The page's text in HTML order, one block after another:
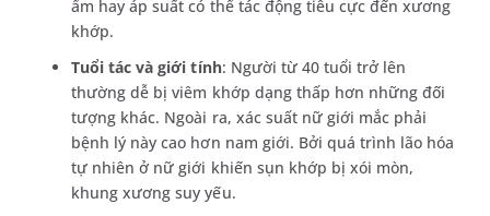
ẩm hay áp suất có thể tác động tiêu cực đến xương
khớp.
Tuổi tác và giới tính: Người từ 40 tuổi trở lên
thường dễ bị viêm khớp dạng thấp hơn những đối
tượng khác. Ngoài ra, xác suất nữ giới mắc phải
bệnh lý này cao hơn nam giới. Bởi quá trình lão hóa
tự nhiên ở nữ giới khiến sụn khớp bị xói mòn,
khung xương suy yếu.